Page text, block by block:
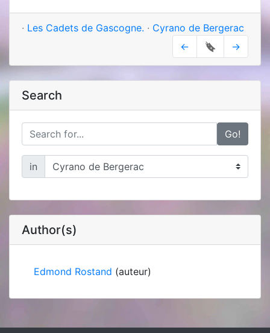
· Les Cadets de Gascogne. · Cyrano de Bergerac
←
🔖 →
Search
Go!
in
Author(s)
Edmond Rostand (auteur)